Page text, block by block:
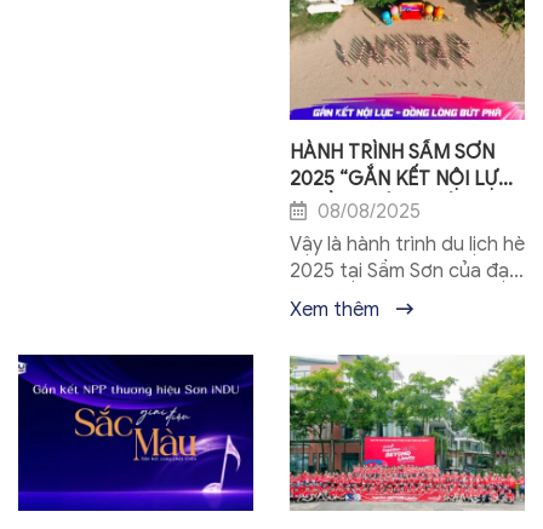
HÀNH TRÌNH SẦM SƠN
2025 “GẮN KẾT NỘI LỰC
– ĐỒNG LÒNG BỨT PHÁ”
08/08/2025
Vậy là hành trình du lịch hè
2025 tại Sầm Sơn của đại
gia đình Sao Việt Nam đã
chính thức khép lại. Ba
ngày tuy...
Xem thêm